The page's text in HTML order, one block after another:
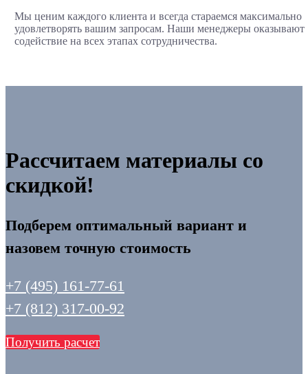
Мы ценим каждого клиента и всегда стараемся максимально
удовлетворять вашим запросам. Наши менеджеры оказывают
содействие на всех этапах сотрудничества.
Рассчитаем материалы со
скидкой!
Подберем оптимальный вариант и
назовем точную стоимость
+7 (495) 161-77-61
+7 (812) 317-00-92
Получить расчет